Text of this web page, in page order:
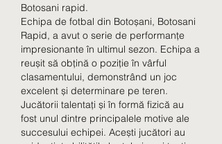
Botosani rapid.
Echipa de fotbal din Botoșani, Botosani
Rapid, a avut o serie de performanțe
impresionante în ultimul sezon. Echipa a
reușit să obțină o poziție în vârful
clasamentului, demonstrând un joc
excelent și determinare pe teren.
Jucătorii talentați și în formă fizică au
fost unul dintre principalele motive ale
succesului echipei. Acești jucători au